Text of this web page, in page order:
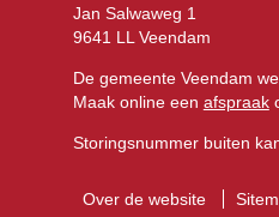
Jan Salwaweg 1
9641 LL Veendam
De gemeente Veendam
Maak online een afspraak
Storingsnummer buiten
Over de website